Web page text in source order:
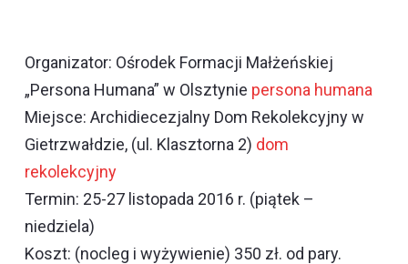
Organizator: Ośrodek Formacji Małżeńskiej
„Persona Humana” w Olsztynie persona humana
Miejsce: Archidiecezjalny Dom Rekolekcyjny w
Gietrzwałdzie, (ul. Klasztorna 2) dom
rekolekcyjny
Termin: 25-27 listopada 2016 r. (piątek –
niedziela)
Koszt: (nocleg i wyżywienie) 350 zł. od pary.